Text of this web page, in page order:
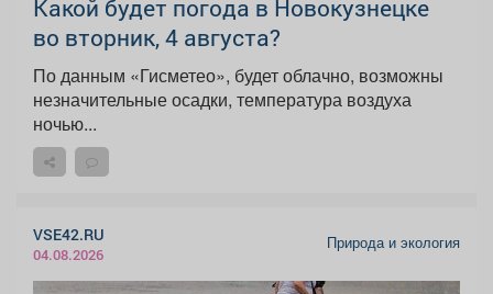
Какой будет погода в Новокузнецке
во вторник, 4 августа?
По данным «Гисметео», будет облачно, возможны
незначительные осадки, температура воздуха
ночью...
VSE42.RU
04.08.2026
Природа и экология